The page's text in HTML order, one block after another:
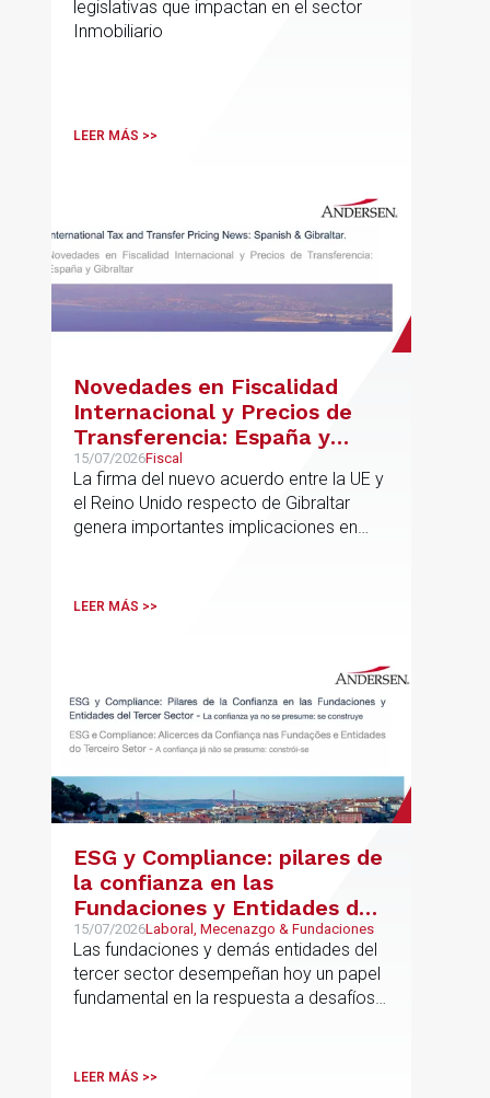
legislativas que impactan en el sector
Inmobiliario
LEER MÁS >>
Novedades en Fiscalidad
Internacional y Precios de
Transferencia: España y
Gibraltar
15/07/2026Fiscal
La firma del nuevo acuerdo entre la UE y
el Reino Unido respecto de Gibraltar
genera importantes implicaciones en
LEER MÁS >>
ESG y Compliance: pilares de
la confianza en las
Fundaciones y Entidades del
Tercer Sector – La confianza
ya no se presume, se
construye
15/07/2026Laboral, Mecenazgo & Fundaciones
Las fundaciones y demás entidades del
tercer sector desempeñan hoy un papel
fundamental en la respuesta a desafíos
LEER MÁS >>